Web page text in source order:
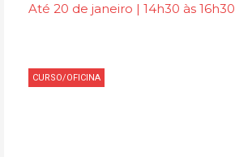
Até 20 de janeiro | 14h30 às 16h30
CURSO/OFICINA